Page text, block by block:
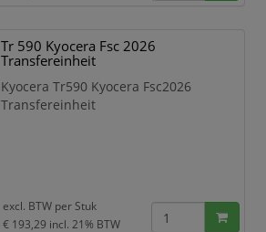
Tr 590 Kyocera Fsc 2026
Transfereinheit
Kyocera Tr590 Kyocera Fsc2026
Transfereinheit
excl. BTW per Stuk
€ 193,29 incl. 21% BTW